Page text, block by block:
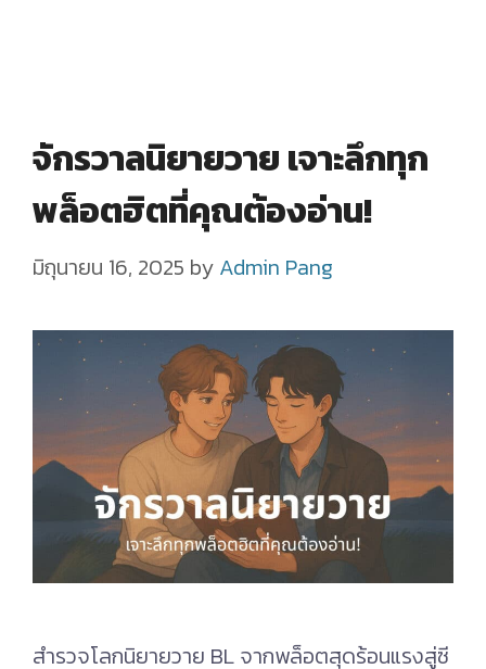
จักรวาลนิยายวาย เจาะลึกทุก
พล็อตฮิตที่คุณต้องอ่าน!
มิถุนายน 16, 2025 by Admin Pang
สำรวจโลกนิยายวาย BL จากพล็อตสุดร้อนแรงสู่ซี